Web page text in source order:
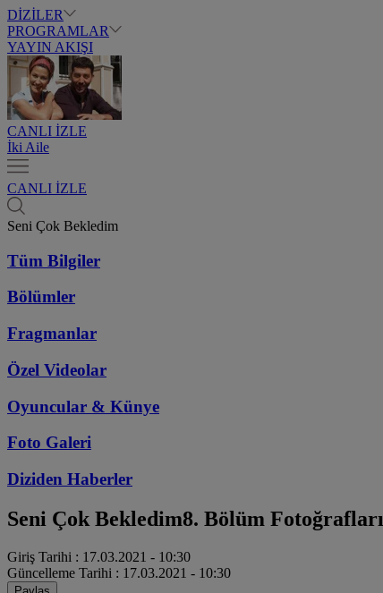
DİZİLER
PROGRAMLAR
YAYIN AKIŞI
CANLI İZLE
İki Aile
CANLI İZLE
Seni Çok Bekledim
Tüm Bilgiler
Bölümler
Fragmanlar
Özel Videolar
Oyuncular & Künye
Foto Galeri
Diziden Haberler
Seni Çok Bekledim8. Bölüm Fotoğrafları
Giriş Tarihi : 17.03.2021 - 10:30
Güncelleme Tarihi : 17.03.2021 - 10:30